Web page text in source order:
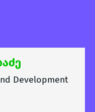
Development